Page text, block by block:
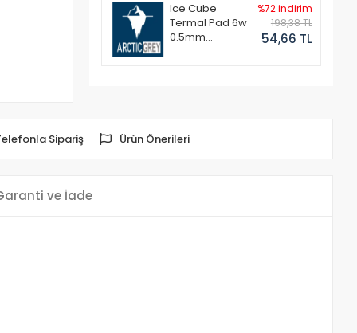
Ice Cube
Termal Pad 6w
0.5mm
%72 indirim
198,38 TL
54,66 TL
Sipariş Ürün Önerileri
ve İade